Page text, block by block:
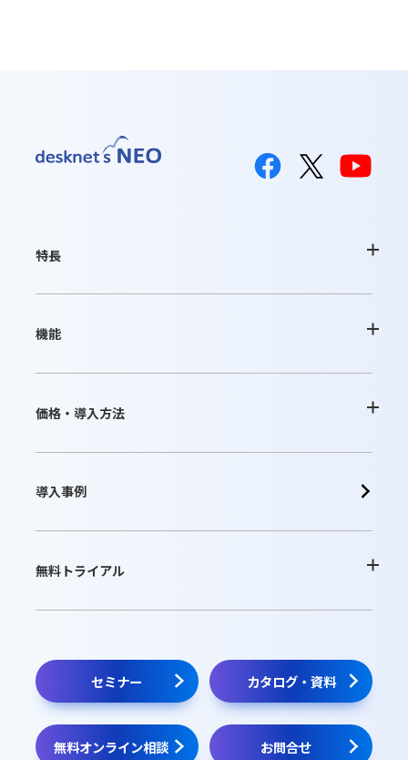
特長
desknetʼs NEOの特長
クラウド版の特長
機能
基本機能一覧
連携ツール
価格・導入方法
クラウド版
販売パートナー
導入事例
無料トライアル
パッケージ版インストーラー
セミナー カタログ・資料
無料オンライン相談 お問合せ